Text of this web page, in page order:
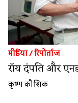
मीडिया/रिपोर्ताज
रॉय दंपति और
कृष्ण कौशिक